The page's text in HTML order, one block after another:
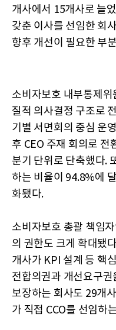
개사에서 15개사로 늘
갖춘 이사를 선임한 회
향후 개선이 필요한 부
소비자보호 내부통제
질적 의사결정 구조로
기별 서면회의 중심 운
후 CEO 주재 회의로 전
분기 단위로 단축했다.
하는 비율이 94.8%에
화됐다.
소비자보호 총괄 책임
의 권한도 크게 확대됐
개사가 KPI 설계 등 핵
전합의권과 개선요구
보장하는 회사도 29개
가 직접 CCO를 선임하